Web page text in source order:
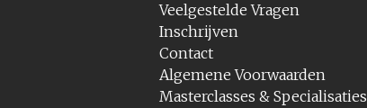
Veelgestelde Vragen
Inschrijven
Contact
Algemene Voorwaarden
Masterclasses & Specialisaties